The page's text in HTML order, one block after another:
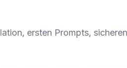
ersten Prompts, sicheren